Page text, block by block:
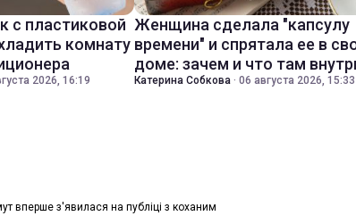
с пластиковой
комнату
2026, 16:19
Женщина сделала "капсулу
времени" и спрятала ее в
доме: зачем и что там
Катерина Собкова · 06 августа 2026, 15:33
вперше з'явилася на публіці з коханим